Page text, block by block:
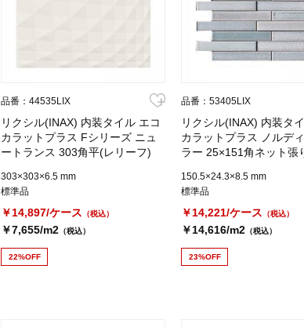
品番：44535LIX
リクシル(INAX) 内装タイル エコ
カラットプラス Fシリーズ ニュ
ートランス 303角平(レリーフ)
303×303×6.5 mm
標準品
￥14,897/ケース （税込）
￥7,655/m2 （税込）
22%OFF
品番：53405LIX
リクシル(INAX) 内装タ
カラットプラス ノルデ
ラー 25×151角ネット張
150.5×24.3×8.5 mm
標準品
￥14,221/ケース （税込）
￥14,616/m2 （税込）
23%OFF